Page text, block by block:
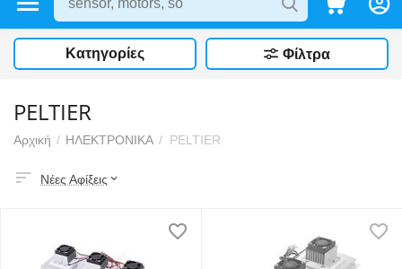
Κατηγορίες Φίλτρα
PELTIER
Αρχική / ΗΛΕΚΤΡΟΝΙΚΑ / PELTIER
Νέες Αφίξεις